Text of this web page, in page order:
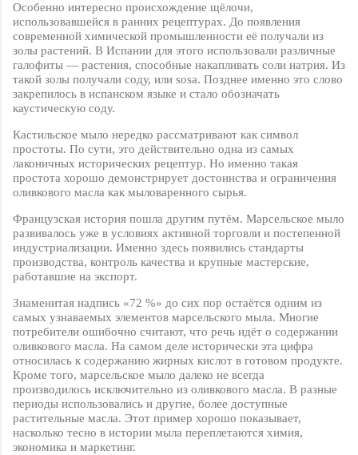
Особенно интересно происхождение щёлочи,
использовавшейся в ранних рецептурах. До появления
современной химической промышленности её получали из
золы растений. В Испании для этого использовали различные
галофиты — растения, способные накапливать соли натрия. Из
такой золы получали соду, или sosa. Позднее именно это слово
закрепилось в испанском языке и стало обозначать
каустическую соду.
Кастильское мыло нередко рассматривают как символ
простоты. По сути, это действительно одна из самых
лаконичных исторических рецептур. Но именно такая
простота хорошо демонстрирует достоинства и ограничения
оливкового масла как мыловаренного сырья.
Французская история пошла другим путём. Марсельское мыло
развивалось уже в условиях активной торговли и постепенной
индустриализации. Именно здесь появились стандарты
производства, контроль качества и крупные мастерские,
работавшие на экспорт.
Знаменитая надпись «72 %» до сих пор остаётся одним из
самых узнаваемых элементов марсельского мыла. Многие
потребители ошибочно считают, что речь идёт о содержании
оливкового масла. На самом деле исторически эта цифра
относилась к содержанию жирных кислот в готовом продукте.
Кроме того, марсельское мыло далеко не всегда
производилось исключительно из оливкового масла. В разные
периоды использовались и другие, более доступные
растительные масла. Этот пример хорошо показывает,
насколько тесно в истории мыла переплетаются химия,
экономика и маркетинг.